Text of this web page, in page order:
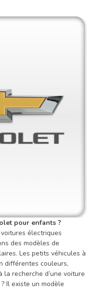
pour enfants ?
électriques
des modèles de
Les petits véhicules à
différentes couleurs,
recherche d’une voiture
Il existe un modèle